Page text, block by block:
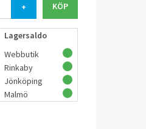
+
Lagersaldo
Webbutik
Rinkaby
Jönköping
Malmö